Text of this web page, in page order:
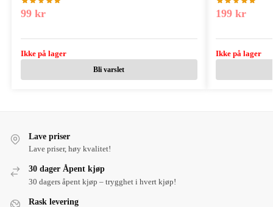
99 kr
Ikke på lager
Bli varslet
199 kr
Ikke på lager
Lave priser
Lave priser, høy kvalitet!
30 dager Åpent kjøp
30 dagers åpent kjøp – trygghet i hvert kjøp!
Rask levering